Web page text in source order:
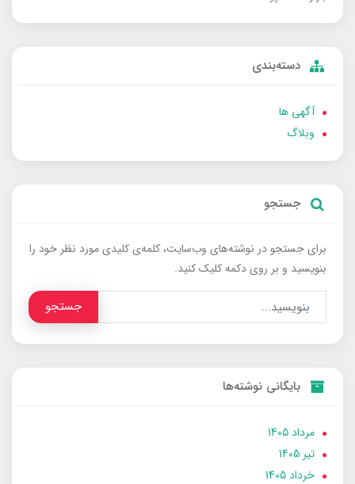
دسته‌بندی
آگهی ها
وبلاگ
جستجو
برای جستجو در نوشته‌های وب‌سایت، کلمه‌ی کلیدی مورد نظر خود را
بنویسید و بر روی دکمه کلیک کنید.
جستجو
بایگانی نوشته‌ها
مرداد 1405
تير 1405
خرداد 1405